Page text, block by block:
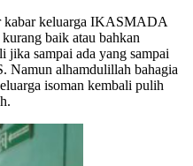
kabar keluarga IKASMADA
baik atau bahkan
jika sampai ada yang sampai
Namun alhamdulillah bahagia
isoman kembali pulih